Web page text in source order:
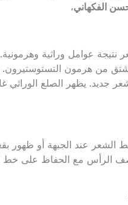
حسن الفكهاني،
عوامل وراثية
جديد. يظهر الصلع الوراثي
الشعر عند الجبهة أو ظهور
الرأس مع الحفاظ على خط